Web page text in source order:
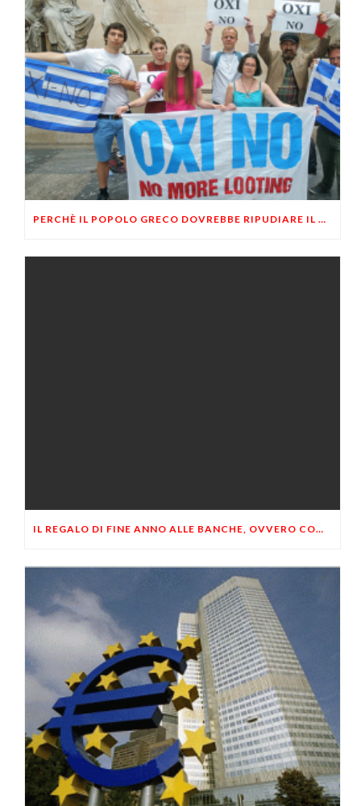
PERCHÈ IL POPOLO GRECO DOVREBBE RIPUDIARE IL DEBITO PUBBLICO
IL REGALO DI FINE ANNO ALLE BANCHE, OVVERO COME RAPINARE IL “PATRIMONIO PUBBLICO”